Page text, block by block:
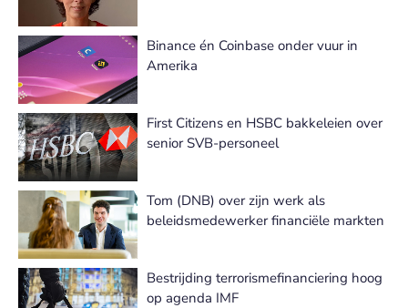
Binance én Coinbase onder vuur in
Amerika
First Citizens en HSBC bakkeleien over
senior SVB-personeel
Tom (DNB) over zijn werk als
beleidsmedewerker financiële markten
Bestrijding terrorismefinanciering hoog
op agenda IMF